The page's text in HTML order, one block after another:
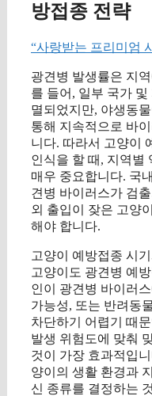
방접종 전략
“사랑받는 프리미엄
광견병 발생률은 지
를 들어, 일부 국가
멸되었지만, 야생동
통해 지속적으로 바
니다. 따라서 고양이
인식을 할 때, 지역별
매우 중요합니다. 국
견병 바이러스가 검
외 출입이 잦은 고양
해야 합니다.
고양이 예방접종 시
고양이도 광견병 예
인이 광견병 바이러
가능성, 또는 반려동
차단하기 어렵기 때
발생 위험도에 맞춰
것이 가장 효과적입
양이의 생활 환경과
신 종류를 결정하는